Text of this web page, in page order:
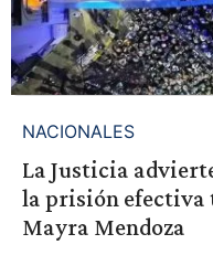
NACIONALES
La Justicia
la prisión efectiva
Mayra Mendoza